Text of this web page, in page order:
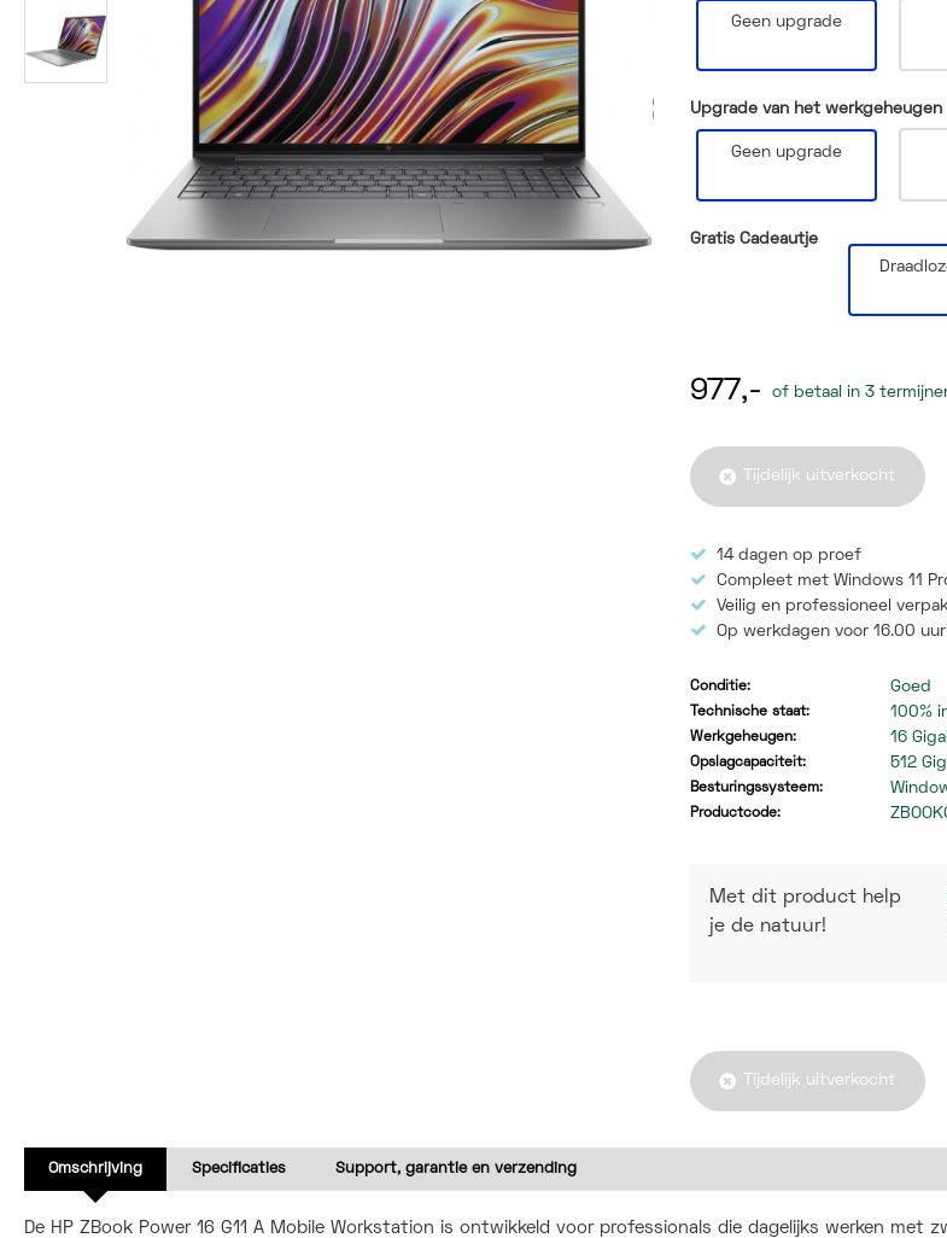
Geen upgrade
Upgrade van het werkgeheugen
Geen upgrade
Gratis Cadeautje
977,- of betaal in 3
Tijdelijk uitverkocht
14 dagen op proef
Compleet met Windows 11
Veilig en professioneel
Op werkdagen voor 16.00
Conditie: Goed
Technische staat: 100%
Werkgeheugen: 16
Opslagcapaciteit: 512
Besturingssysteem:
Productcode:
Met dit product help
je de natuur!
Tijdelijk uitverkocht
Omschrijving Specificaties Support, garantie en verzending
De HP ZBook Power 16 G11 A Mobile Workstation is ontwikkeld voor professionals die dagelijks werken met